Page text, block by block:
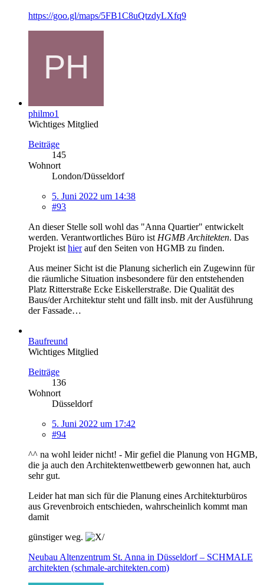
https://goo.gl/maps/5FB1C8uQtzdyLXfq9
philmo1
Wichtiges Mitglied
Beiträge
145
Wohnort
London/Düsseldorf
5. Juni 2022 um 14:38
#93
An dieser Stelle soll wohl das "Anna Quartier" entwickelt
werden. Verantwortliches Büro ist HGMB Architekten. Das
Projekt ist hierauf den Seiten von HGMB zu finden.
Aus meiner Sicht ist die Planung sicherlich ein Zugewinn für
die räumliche Situation insbesondere für den entstehenden
Platz Ritterstraße Ecke Eiskellerstraße. Die Qualität des
Baus/der Architektur steht und fällt insb. mit der Ausführung
der Fassade…
Baufreund
Wichtiges Mitglied
Beiträge
136
Wohnort
Düsseldorf
5. Juni 2022 um 17:42
#94
^^ na wohl leider nicht! - Mir gefiel die Planung von HGMB,
die ja auch den Architektenwettbewerb gewonnen hat, auch
sehr gut.
Leider hat man sich für die Planung eines Architekturbüros
aus Grevenbroich entschieden, wahrscheinlich kommt man
damit
günstiger weg.
Neubau Altenzentrum St. Anna in Düsseldorf – SCHMALE
architekten (schmale-architekten.com)